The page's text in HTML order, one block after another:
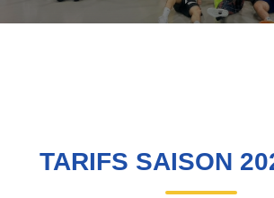
TARIFS SAISON